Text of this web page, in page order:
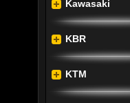
Kawasaki
KBR
KTM